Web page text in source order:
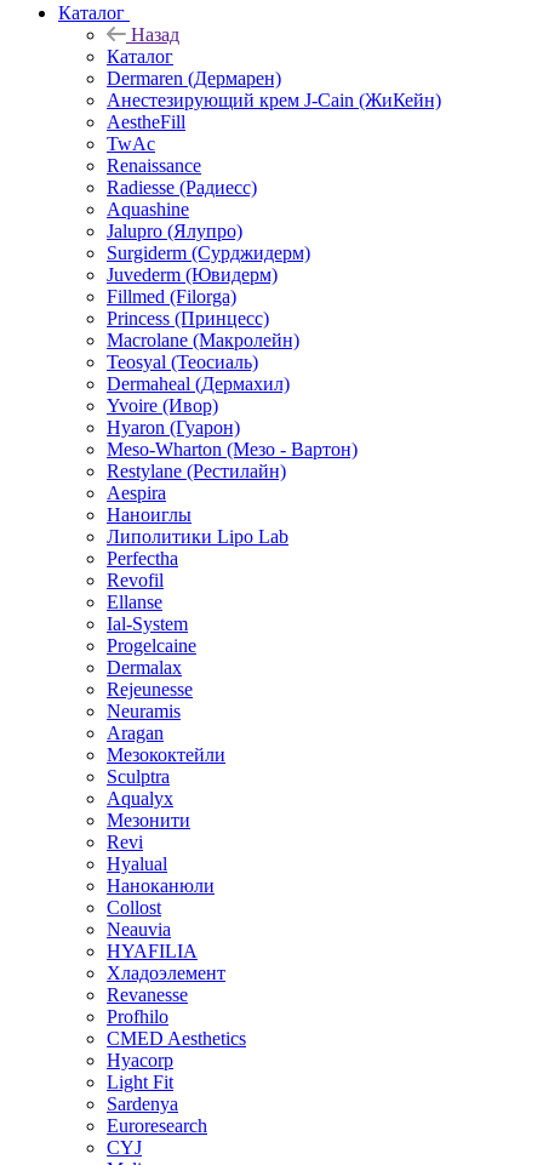
Каталог
Назад
Каталог
Dermaren (Дермарен)
Анестезирующий крем J-Cain (ЖиКейн)
AestheFill
TwAc
Renaissance
Radiesse (Радиесс)
Aquashine
Jalupro (Ялупро)
Surgiderm (Сурджидерм)
Juvederm (Ювидерм)
Fillmed (Filorga)
Princess (Принцесс)
Macrolane (Макролейн)
Teosyal (Теосиаль)
Dermaheal (Дермахил)
Yvoire (Ивор)
Hyaron (Гуарон)
Meso-Wharton (Мезо - Вартон)
Restylane (Рестилайн)
Aespira
Наноиглы
Липолитики Lipo Lab
Perfectha
Revofil
Ellanse
Ial-System
Progelcaine
Dermalax
Rejeunesse
Neuramis
Aragan
Мезококтейли
Sculptra
Aqualyx
Мезонити
Revi
Hyalual
Наноканюли
Collost
Neauvia
HYAFILIA
Хладоэлемент
Revanesse
Profhilo
CMED Aesthetics
Hyacorp
Light Fit
Sardenya
Euroresearch
CYJ